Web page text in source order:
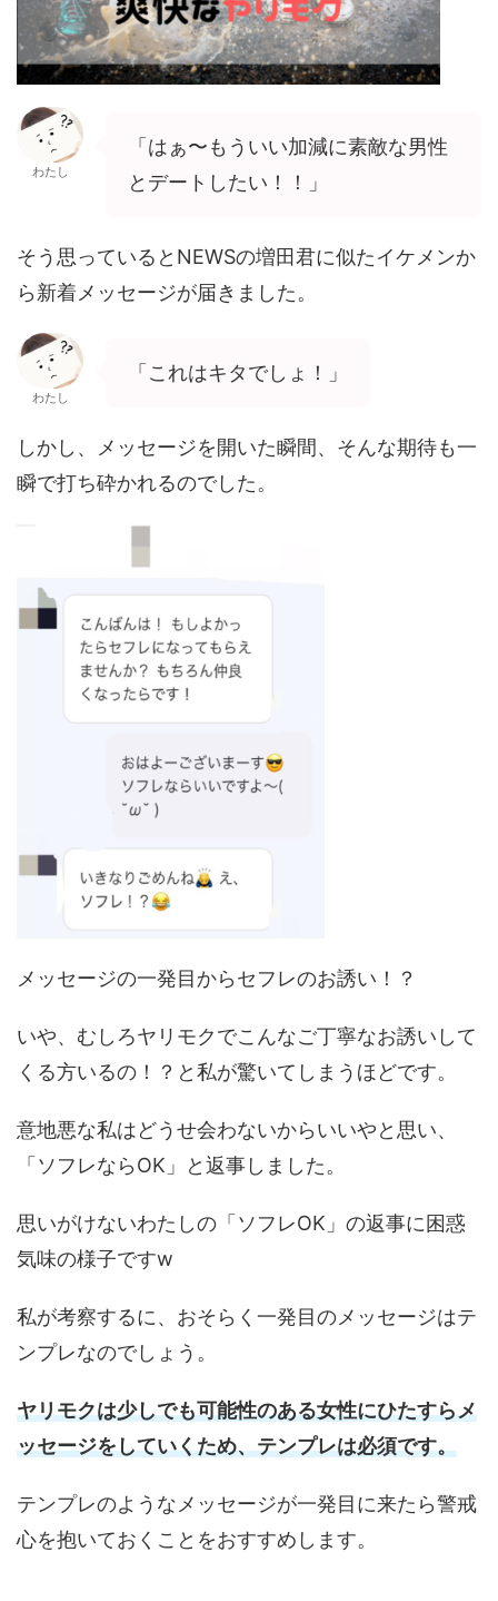
わたし
「はぁ〜もういい加減に素敵な男性
とデートしたい！！」
そう思っているとNEWSの増田君に似たイケメンか
ら新着メッセージが届きました。
わたし
「これはキタでしょ！」
しかし、メッセージを開いた瞬間、そんな期待も一
瞬で打ち砕かれるのでした。
メッセージの一発目からセフレのお誘い！？
いや、むしろヤリモクでこんなご丁寧なお誘いして
くる方いるの！？と私が驚いてしまうほどです。
意地悪な私はどうせ会わないからいいやと思い、
「ソフレならOK」と返事しました。
思いがけないわたしの「ソフレOK」の返事に困惑
気味の様子ですw
私が考察するに、おそらく一発目のメッセージはテ
ンプレなのでしょう。
ヤリモクは少しでも可能性のある女性にひたすらメ
ッセージをしていくため、テンプレは必須です。
テンプレのようなメッセージが一発目に来たら警戒
心を抱いておくことをおすすめします。